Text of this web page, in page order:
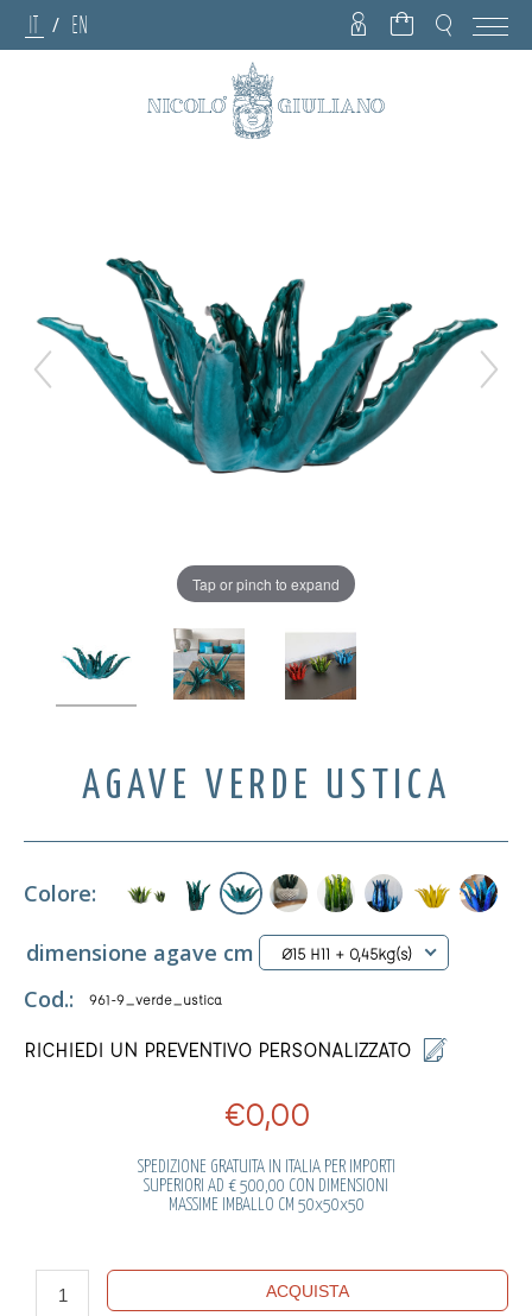
IT / EN
Tap or pinch to expand
AGAVE VERDE USTICA
Colore:
dimensione agave cm Ø15 H11 + 0,45kg(s)
Cod.: 961-9_verde_ustica
RICHIEDI UN PREVENTIVO PERSONALIZZATO
€0,00
SPEDIZIONE GRATUITA IN ITALIA PER IMPORTI
SUPERIORI AD € 500,00 CON DIMENSIONI
MASSIME IMBALLO CM 50x50x50
ACQUISTA